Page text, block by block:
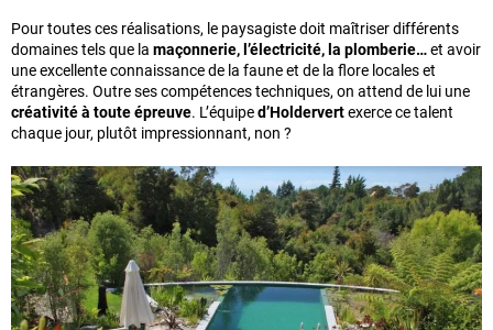
Pour toutes ces réalisations, le paysagiste doit maîtriser différents
domaines tels que la maçonnerie, l’électricité, la plomberie…et avoir
une excellente connaissance de la faune et de la flore locales et
étrangères. Outre ses compétences techniques, on attend de lui une
créativité à toute épreuve. L’équiped’Holdervertexerce ce talent
chaque jour, plutôt impressionnant, non ?